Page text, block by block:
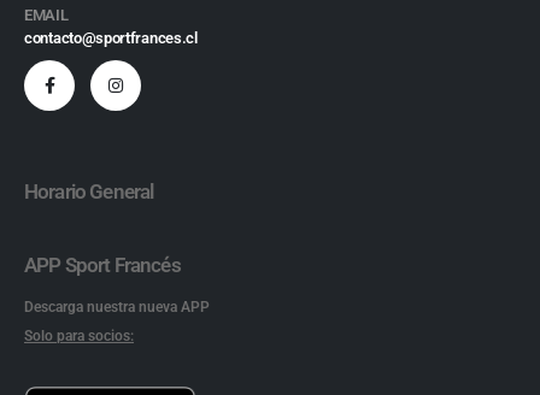
EMAIL
contacto@sportfrances.cl
Horario General
APP Sport Francés
Descarga nuestra nueva APP
Solo para socios: